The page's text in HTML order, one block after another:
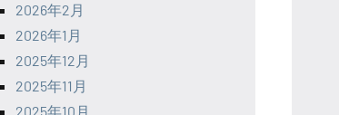
2026年2月
2026年1月
2025年12月
2025年11月
2025年10月